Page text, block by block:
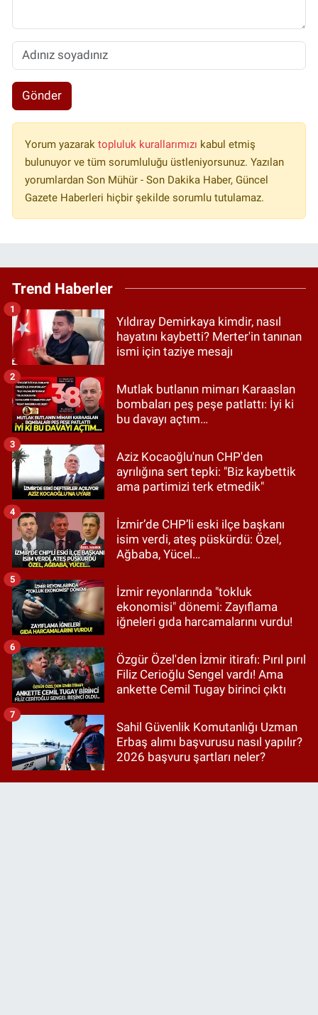
Gönder
Yorum yazarak topluluk kurallarımızı kabul etmiş
bulunuyor ve tüm sorumluluğu üstleniyorsunuz. Yazılan
yorumlardan Son Mühür - Son Dakika Haber, Güncel
Gazete Haberleri hiçbir şekilde sorumlu tutulamaz.
Trend Haberler
Yıldıray Demirkaya kimdir, nasıl
hayatını kaybetti? Merter'in tanınan
ismi için taziye mesajı
1
Mutlak butlanın mimarı Karaaslan
bombaları peş peşe patlattı: İyi ki
bu davayı açtım…
2
Aziz Kocaoğlu'nun CHP'den
ayrılığına sert tepki: "Biz kaybettik
ama partimizi terk etmedik"
3
İzmir’de CHP’li eski ilçe başkanı
isim verdi, ateş püskürdü: Özel,
Ağbaba, Yücel…
4
İzmir reyonlarında "tokluk
ekonomisi" dönemi: Zayıflama
iğneleri gıda harcamalarını vurdu!
5
Özgür Özel'den İzmir itirafı: Pırıl pırıl
Filiz Cerioğlu Sengel vardı! Ama
ankette Cemil Tugay birinci çıktı
6
Sahil Güvenlik Komutanlığı Uzman
Erbaş alımı başvurusu nasıl yapılır?
2026 başvuru şartları neler?
7